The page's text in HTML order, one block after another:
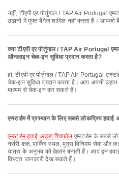
नहीं, टीएपी एर पोर्तुगाल / TAP Air Portugal एम्स्टर्डम से लिस्बन तक डोमेस्टिक & अंतर्राष्ट्रीय
उड़ानों में मुफ्त बैगेज शामिल नहीं करता है। आपको
क्या टीएपी एर पोर्तुगाल / TAP Air Portugal
ऑनलाइन चेक-इन सुविधा प्रदान करता है?
हां, टीएपी एर पोर्तुगाल / TAP Air Portugal एम्स्टर्डम से लिस्बन तक की उड़ान के लिए ऑनलाइन
चेक-इन सुविधा प्रदान करता है। आप अपनी
माध्यम से चेक-इन कर सकते हैं।
एम्स्टर्डम में प्रस्थान के लिए सबसे लोकप्रिय हवाई
एम्स्टर्डम हवाई अड्डा श्चिफोल एम्स्टर्डम के सबसे
नर्सरी कक्ष, पार्किंग स्थल, मुद्रा विनिमय सेवा
यात्रा के अनुभव को बेहतर बनाती हैं। आप इन
विस्तृत जानकारी देख सकते हैं।